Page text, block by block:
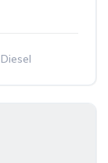
Diesel